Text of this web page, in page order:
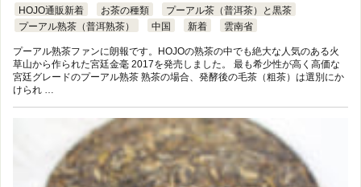
HOJO通販新着 お茶の種類
プーアル茶（普洱茶）と黒茶
プーアル熟茶（普洱熟茶）
中国 新着 雲南省
プーアル熟茶ファンに朗報です。HOJOの熟茶の中でも絶大な人気のある火
草山から作られた宮廷金毫 2017を発売しました。 最も希少性が高く高価な
宮廷グレードのプーアル熟茶 熟茶の場合、発酵後の毛茶（粗茶）は選別にか
けられ …